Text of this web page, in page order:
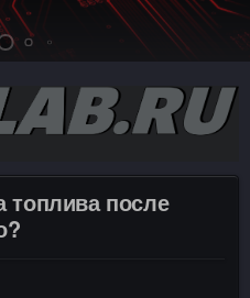
топлива после